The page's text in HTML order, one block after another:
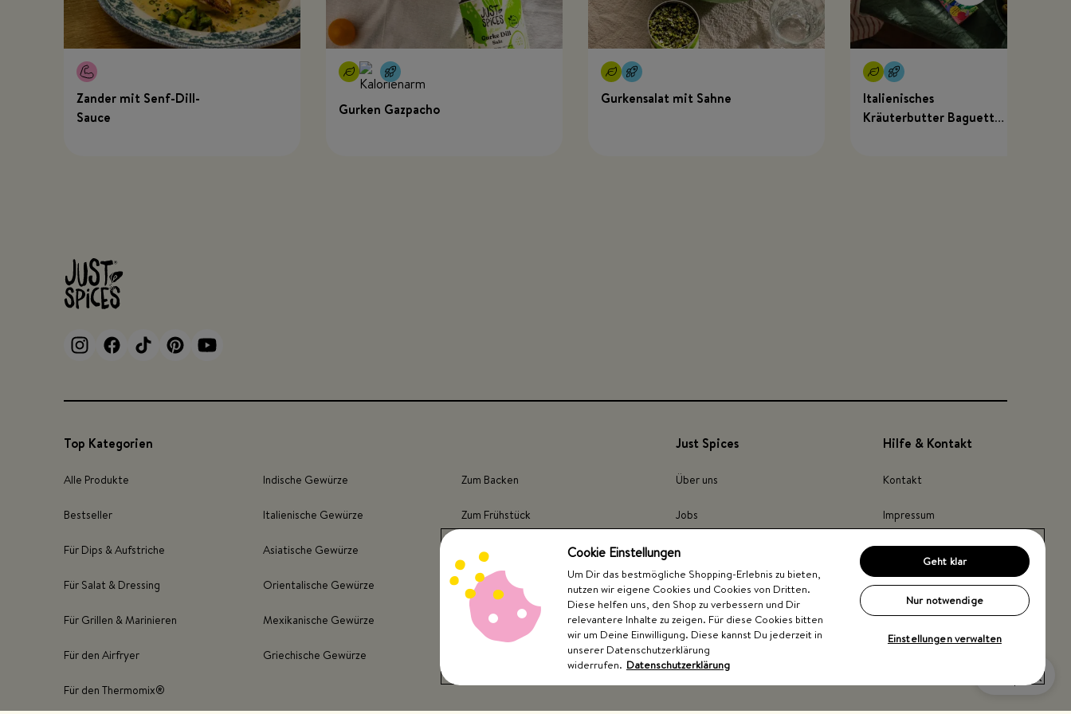
Zander mit Senf-Dill-
Sauce
Gurken Gazpacho
Gurkensalat mit Sahne
Italienisches
Kräuterbutter Baguette
Top Kategorien
Alle Produkte
Bestseller
Für Dips & Aufstriche
Für Salat & Dressing
Für Grillen & Marinieren
Für den Airfryer
Für den Thermomix®
Indische Gewürze
Italienische Gewürze
Asiatische Gewürze
Orientalische Gewürze
Mexikanische Gewürze
Griechische Gewürze
Zum Backen
Zum Frühstück
Für Fleisch
Für Fisch
Für Kartoffeln
Just Spices
Über uns
Jobs
Presse
Store Finder
Hilfe & Kontakt
Kontakt
Impressum
Barrierefreiheit
Cookie Einstellungen
Um Dir das bestmögliche Shopping-Erlebnis zu bieten,
nutzen wir eigene Cookies und Cookies von Dritten.
Diese helfen uns, den Shop zu verbessern und Dir
relevantere Inhalte zu zeigen. Für diese Cookies bitten
wir um Deine Einwilligung. Diese kannst Du jederzeit in
unserer Datenschutzerklärung
widerrufen. Datenschutzerklärung
Geht klar
Nur notwendige
Einstellungen verwalten